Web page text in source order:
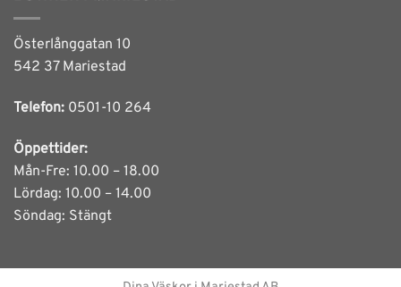
Österlånggatan 10
542 37 Mariestad
Telefon: 0501-10 264
Öppettider:
Mån-Fre: 10.00 – 18.00
Lördag: 10.00 – 14.00
Söndag: Stängt